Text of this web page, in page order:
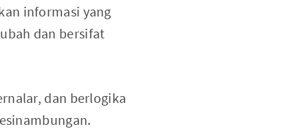
informasi yang
dan bersifat
dan berlogika